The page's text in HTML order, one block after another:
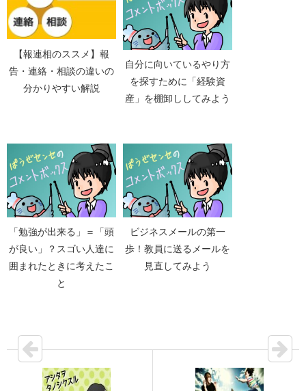
【報連相のススメ】報
告・連絡・相談の違いの
分かりやすい解説
自分に向いているやり方
を探すために「経験資
産」を棚卸ししてみよう
「勉強が出来る」＝「頭
が良い」？スゴい人達に
囲まれたときに考えたこ
と
ビジネスメールの第一
歩！教員に送るメールを
見直してみよう